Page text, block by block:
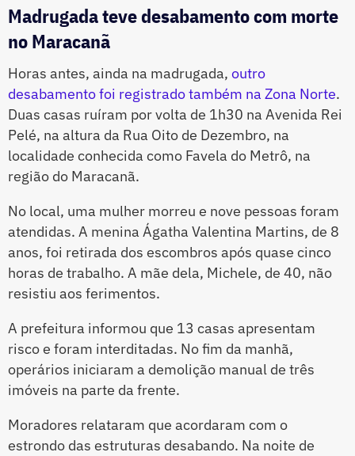
Madrugada teve desabamento com morte
no Maracanã
Horas antes, ainda na madrugada, outro
desabamento foi registrado também na Zona Norte.
Duas casas ruíram por volta de 1h30 na Avenida Rei
Pelé, na altura da Rua Oito de Dezembro, na
localidade conhecida como Favela do Metrô, na
região do Maracanã.
No local, uma mulher morreu e nove pessoas foram
atendidas. A menina Ágatha Valentina Martins, de 8
anos, foi retirada dos escombros após quase cinco
horas de trabalho. A mãe dela, Michele, de 40, não
resistiu aos ferimentos.
A prefeitura informou que 13 casas apresentam
risco e foram interditadas. No fim da manhã,
operários iniciaram a demolição manual de três
imóveis na parte da frente.
Moradores relataram que acordaram com o
estrondo das estruturas desabando. Na noite de